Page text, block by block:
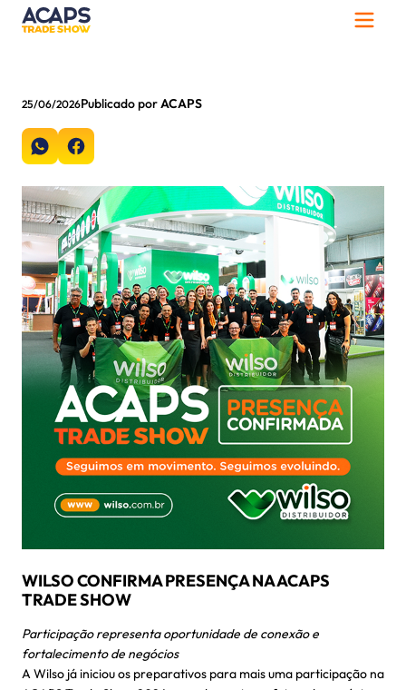
25/06/2026Publicado porACAPS
WILSO CONFIRMA PRESENÇA NA ACAPS
TRADE SHOW
Participação representa oportunidade de conexão e
fortalecimento de negócios
A Wilso já iniciou os preparativos para mais uma participação na